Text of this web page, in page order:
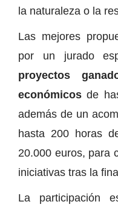
la naturaleza o la
Las mejores
por un jurado
proyectos
económicosde
además de un
hasta 200 horas
20.000 euros, para
iniciativas tras la
La participación